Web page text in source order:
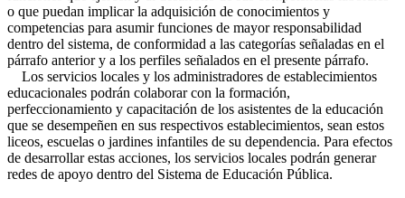
o que puedan implicar la adquisición de conocimientos y
competencias para asumir funciones de mayor responsabilidad
dentro del sistema, de conformidad a las categorías señaladas en el
párrafo anterior y a los perfiles señalados en el presente párrafo.
Los servicios locales y los administradores de establecimientos
educacionales podrán colaborar con la formación,
perfeccionamiento y capacitación de los asistentes de la educación
que se desempeñen en sus respectivos establecimientos, sean estos
liceos, escuelas o jardines infantiles de su dependencia. Para efectos
de desarrollar estas acciones, los servicios locales podrán generar
redes de apoyo dentro del Sistema de Educación Pública.